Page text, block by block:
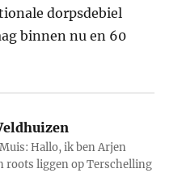
dorpsdebiel
binnen nu en 60
Hallo, ik ben Arjen
roots liggen op Terschelling